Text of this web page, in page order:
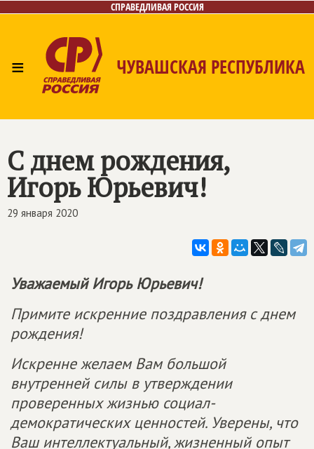
СПРАВЕДЛИВАЯ РОССИЯ
≡ ЧУВАШСКАЯ РЕСПУБЛИКА
С днем рождения,
Игорь Юрьевич!
29 января 2020
Уважаемый Игорь Юрьевич!
Примите искренние поздравления с днем
рождения!
Искренне желаем Вам большой
внутренней силы в утверждении
проверенных жизнью социал-
демократических ценностей. Уверены, что
Ваш интеллектуальный, жизненный опыт